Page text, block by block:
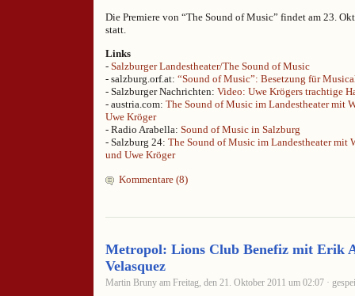
Die Premiere von “The Sound of Music” findet am 23.
statt.
Links
- Salzburger Landestheater/The Sound of Music
- salzburg.orf.at: “Sound of Music”: Besetzung für
- Salzburger Nachrichten: Video: Uwe Krögers trachtige
- austria.com: The Sound of Music im Landestheater mit
Uwe Kröger
- Radio Arabella: Sound of Music in Salzburg
- Salzburg 24: The Sound of Music im Landestheater mit
und Uwe Kröger
Kommentare (8)
Metropol: Lions Club Benefiz mit Erik
Velasquez
Martin Bruny am Freitag, den 21. Oktober 2011 um 02:07 ·